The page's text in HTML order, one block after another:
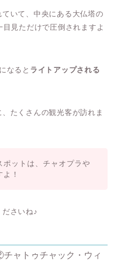
いて、中央にある大仏塔の
見ただけで圧倒されますよ
なると ライトアップされる
たくさんの観光客が訪れま
ポットは、チャオプラや
！
さいね♪
ャトゥチャック・ウィ